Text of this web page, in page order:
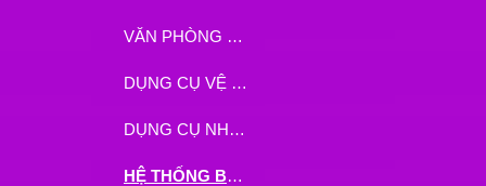
VĂN PHÒNG PHẨM
DỤNG CỤ VỆ SINH
DỤNG CỤ NHÀ BẾP
HỆ THỐNG BHX - TGDĐ ĐẶT HÀNG TẠI ĐÂY